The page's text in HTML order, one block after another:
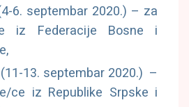
6. septembar 2020.) – za
iz Federacije Bosne i
13. septembar 2020.) –
ce iz Republike Srpske i